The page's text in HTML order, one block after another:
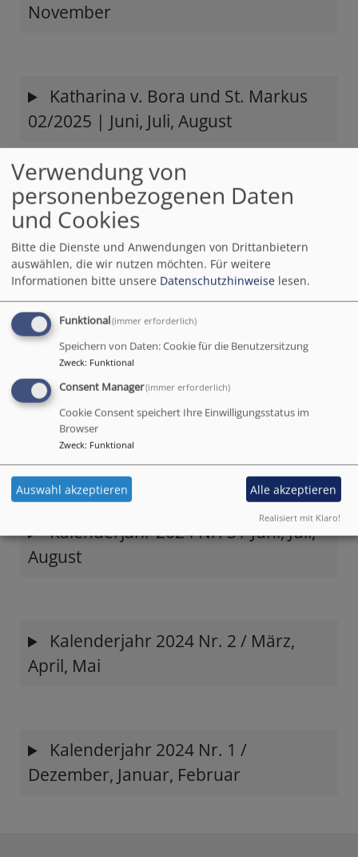
November
Katharina v. Bora und St. Markus
02/2025 | Juni, Juli, August
Kalenderjahr 2025 Nr. 2 / März,
April, Mai
Kalenderjahr 2025 Nr. 1 /
Dezember, Januar, Februar
Kalenderjahr 2024 Nr. 4 /
September, Oktober, November
Kalenderjahr 2024 Nr. 3 / Juni, Juli,
August
Kalenderjahr 2024 Nr. 2 / März,
April, Mai
Kalenderjahr 2024 Nr. 1 /
Dezember, Januar, Februar
Verwendung von
personenbezogenen Daten
und Cookies
Bitte die Dienste und Anwendungen von Drittanbietern
auswählen, die wir nutzen möchten. Für weitere
Informationen bitte unsere Datenschutzhinweise lesen.
Funktional(immer erforderlich)
Speichern von Daten: Cookie für die Benutzersitzung
Zweck: Funktional
Consent Manager(immer erforderlich)
Cookie Consent speichert Ihre Einwilligungsstatus im
Browser
Zweck: Funktional
Auswahl akzeptieren Alle akzeptieren
Realisiert mit Klaro!